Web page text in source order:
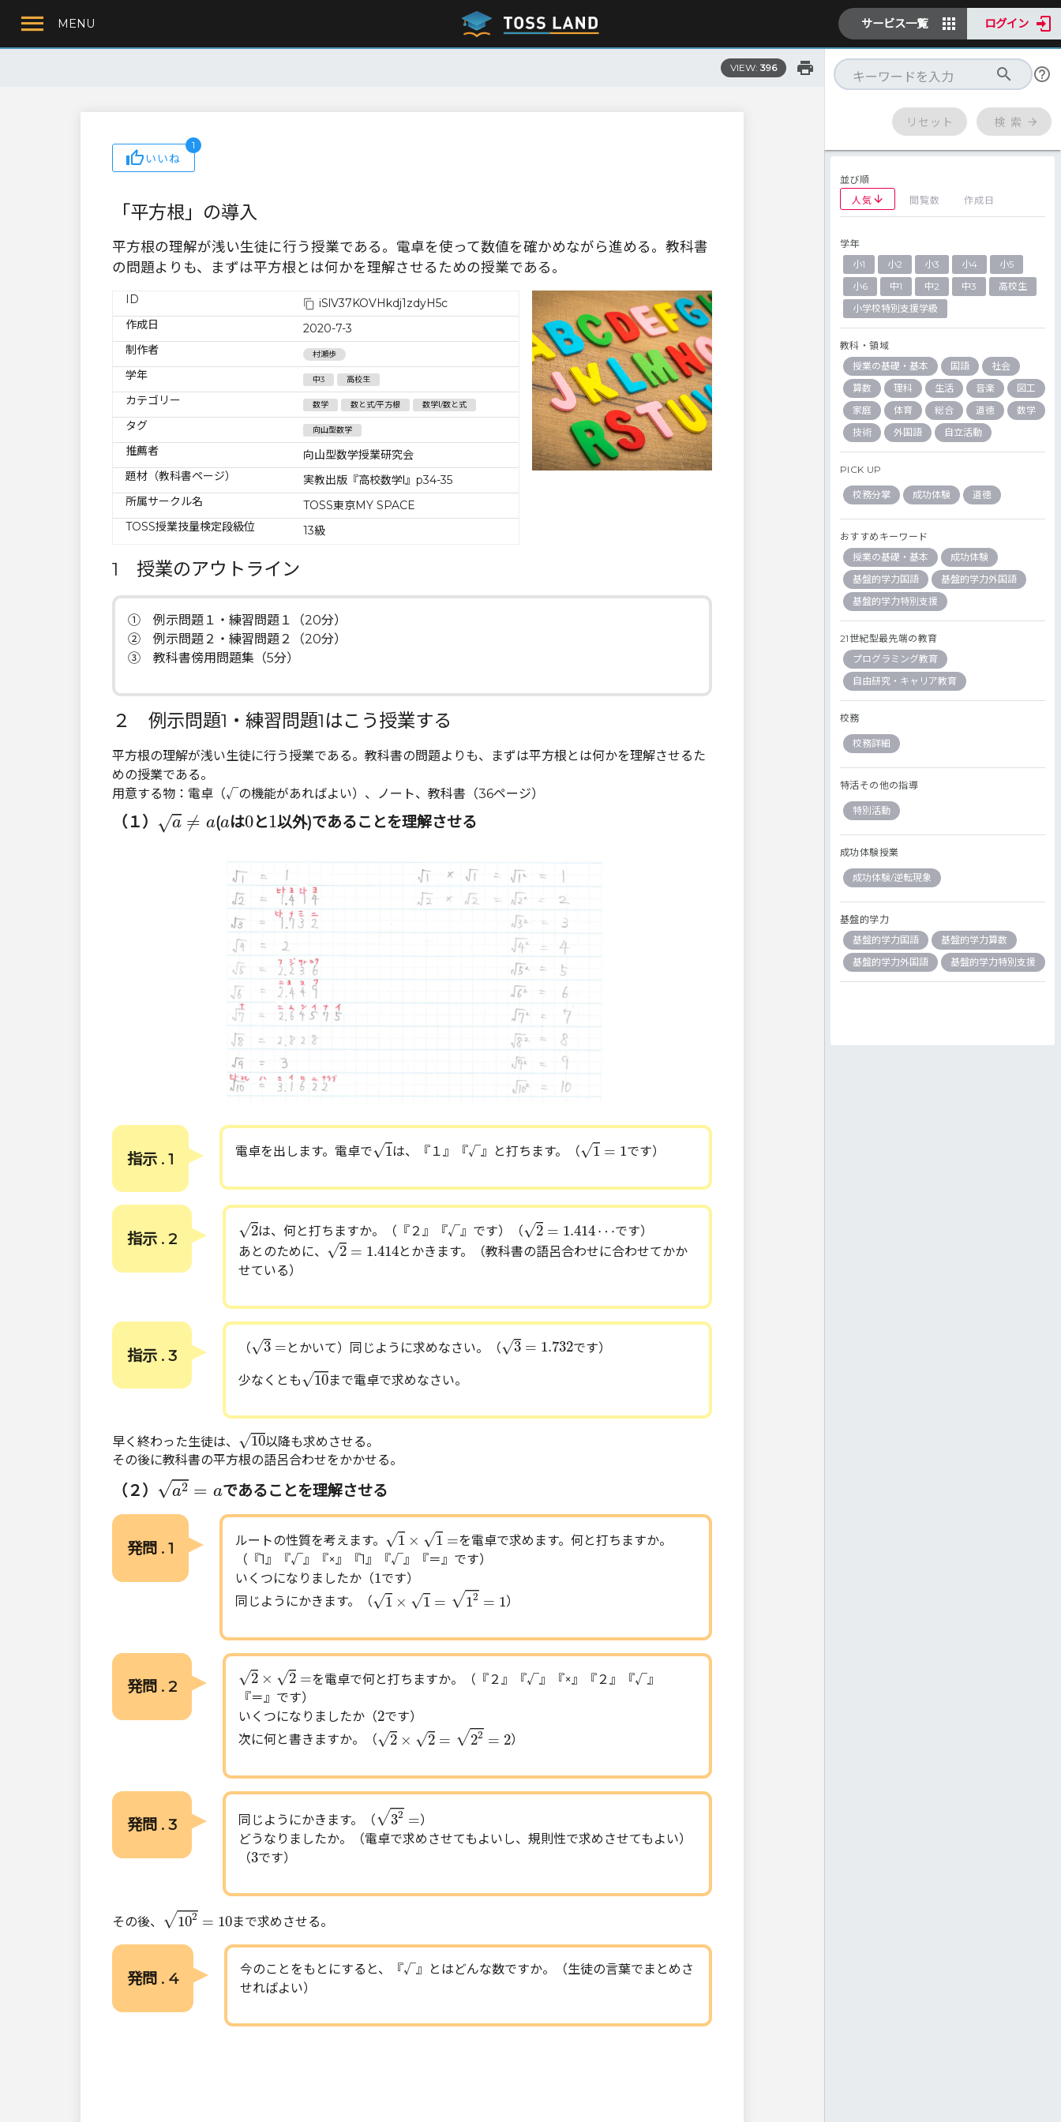
MENU サービス一覧 ログイン
VIEW: 396
いいね
1
「平方根」の導入
平方根の理解が浅い生徒に行う授業である。電卓を使って数値を確かめながら進める。教科書
の問題よりも、まずは平方根とは何かを理解させるための授業である。
ID
iSlV37KOVHkdj1zdyH5c
作成日
2020-7-3
制作者
村瀬歩
学年 中3 高校生
カテゴリー 数学 数と式/平方根 数学Ⅰ/数と式
タグ 向山型数学
推薦者
向山型数学授業研究会
題材（教科書ページ）
実教出版『高校数学Ⅰ』p34-35
所属サークル名
TOSS東京MY SPACE
TOSS授業技量検定段級位
13級
1 授業のアウトライン
① 例示問題１・練習問題１（20分）
➁ 例示問題２・練習問題２（20分）
③ 教科書傍用問題集（5分）
２ 例示問題1・練習問題1はこう授業する
平方根の理解が浅い生徒に行う授業である。教科書の問題よりも、まずは平方根とは何かを理解させるた
めの授業である。
用意する物：電卓（√の機能があればよい）、ノート、教科書（36ページ）
（１） √a ≠ a
≠ a (a
aは0
0と1
1以外)であることを理解させる
指示 . 1 電卓を出します。電卓で√1は、『１』『√』と打ちます。（√1 = 1
=1
です）
指示 . 2 √2は、何と打ちますか。（『２』『√』です）（√2 = 1.414⋯
=1.414 ⋯
です）
あとのために、 √2 = 1.414
2 =1.414
とかきます。（教科書の語呂合わせに合わせてかか
せている）
指示 . 3 （√3 =
=
とかいて）同じように求めなさい。（√3 = 1.732
=1.732
です）
少なくとも√10
10
まで電卓で求めなさい。
早く終わった生徒は、 √10
10
以降も求めさせる。
その後に教科書の平方根の語呂合わせをかかせる。
（２） √a2 = a
2=
であることを理解させる
発問 . 1 ルートの性質を考えます。 √1 × √1 =
×1=
を電卓で求めます。何と打ちますか。
（『1』『√』『×』『1』『√』『＝』です）
いくつになりましたか（1
1 です）
同じようにかきます。（√1 × √1 = √12 = 1
1×1=1 2 1
）
発問 . 2 √2 × √2 =
×2
を電卓で何と打ちますか。（『２』『√』『×』『２』『√』
『＝』です）
いくつになりましたか（2
2です）
次に何と書きますか。（√2 × √2 = √22 = 2
2 ×2=2 2=
）
発問 . 3 同じようにかきます。（√32 =
2=
）
どうなりましたか。（電卓で求めさせてもよいし、規則性で求めさせてもよい）
（3
3です）
その後、 √102 = 10
102=10
まで求めさせる。
発問 . 4
今のことをもとにすると、『√』とはどんな数ですか。（生徒の言葉でまとめさ
せればよい）
リセット 検 索
並び順
人気
閲覧数 作成日
学年
小1
小2 小3 小4
小5
小6
中1 中2 中3
高校生
小学校特別支援学級
教科・領域
授業の基礎・基本
国語
社会
算数
理科 生活 音楽
図工
家庭
体育 総合 道徳
数学
技術
外国語 自立活動
PICK UP
校務分掌 成功体験 道徳
おすすめキーワード
授業の基礎・基本
成功体験
基盤的学力国語
基盤的学力外国語
基盤的学力特別支援
21世紀型最先端の教育
プログラミング教育
自由研究・キャリア教育
校務
校務詳細
特活その他の指導
特別活動
成功体験授業
成功体験/逆転現象
基盤的学力
基盤的学力国語
基盤的学力算数
基盤的学力外国語
基盤的学力特別支援